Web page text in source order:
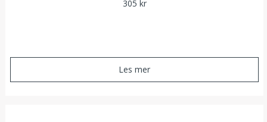
305 kr
Les mer